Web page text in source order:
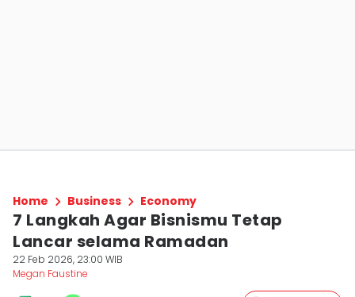
Home Business Economy
7 Langkah Agar Bisnismu Tetap
Lancar selama Ramadan
22 Feb 2026, 23:00 WIB
Megan Faustine